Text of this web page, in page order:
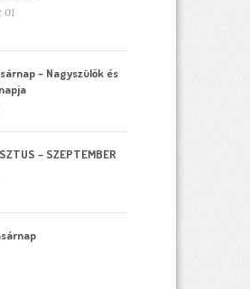
01
– Nagyszülők és
– SZEPTEMBER